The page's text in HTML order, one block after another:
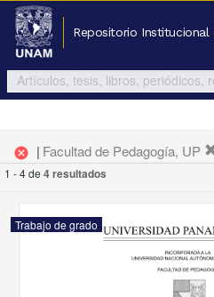
Repositorio Institucional
cancel | Facultad de Pedagogía, UP
1 - 4 de 4 resultados
Trabajo de grado